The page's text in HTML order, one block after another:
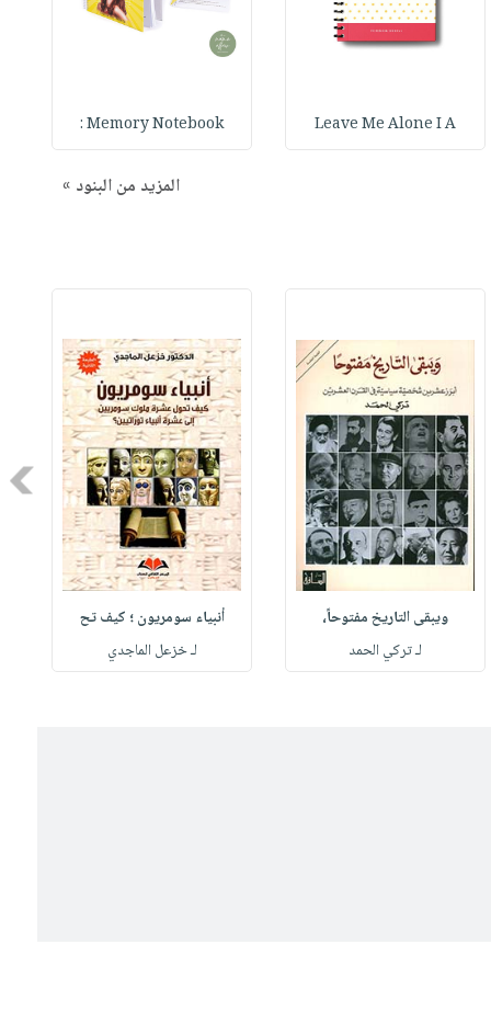
Leave Me Alone I A
Memory Notebook :
المزيد من البنود »
ويبقى التاريخ مفتوحاً،
لـ تركي الحمد
أنبياء سومريون ؛ كيف تح
لـ خزعل الماجدي